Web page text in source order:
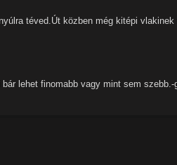
téved.Út közben még kitépi vlakinek
lehet finomabb vagy mint sem szebb.-